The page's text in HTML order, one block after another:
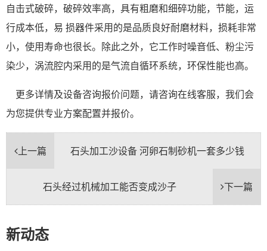
自击式破碎，破碎效率高，具有粗磨和细碎功能，节能，运
行成本低，易 损器件采用的是品质良好耐磨材料，损耗非常
小，使用寿命也很长。除此之外，它工作时噪音低、粉尘污
染少，涡流腔内采用的是气流自循环系统，环保性能也高。
更多详情及设备咨询报价问题，请咨询在线客服，我们会
为您提供专业方案配置并报价。
上一篇 石头加工沙设备 河卵石制砂机一套多少钱
下一篇
石头经过机械加工能否变成沙子
新动态